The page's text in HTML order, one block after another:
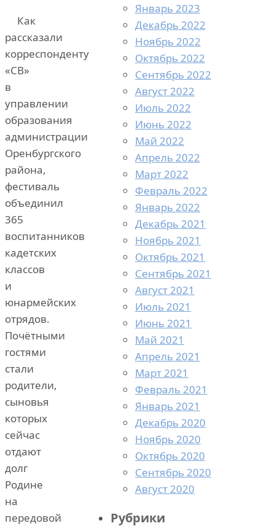
Как
рассказали
корреспонденту
«СВ»
в
управлении
образования
администрации
Оренбургского
района,
фестиваль
объединил
365
воспитанников
кадетских
классов
и
юнармейских
отрядов.
Почётными
гостями
стали
родители,
сыновья
которых
сейчас
отдают
долг
Родине
на
передовой
Январь 2023
Декабрь 2022
Ноябрь 2022
Октябрь 2022
Сентябрь 2022
Август 2022
Июль 2022
Июнь 2022
Май 2022
Апрель 2022
Март 2022
Февраль 2022
Январь 2022
Декабрь 2021
Ноябрь 2021
Октябрь 2021
Сентябрь 2021
Август 2021
Июль 2021
Июнь 2021
Май 2021
Апрель 2021
Март 2021
Февраль 2021
Январь 2021
Декабрь 2020
Ноябрь 2020
Октябрь 2020
Сентябрь 2020
Август 2020
Рубрики